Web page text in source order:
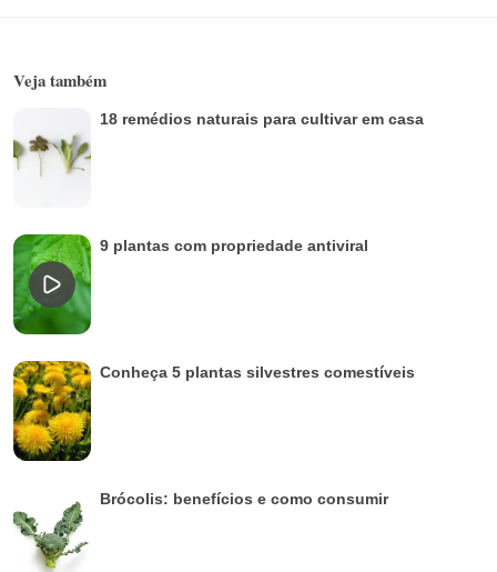
Veja também
18 remédios naturais para cultivar em casa
9 plantas com propriedade antiviral
Conheça 5 plantas silvestres comestíveis
Brócolis: benefícios e como consumir